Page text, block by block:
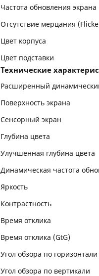
Частота обновления экрана
Отсутствие мерцания
Цвет корпуса
Цвет подставки
Технические
Расширенный
Поверхность экрана
Сенсорный экран
Глубина цвета
Улучшенная глубина цвета
Динамическая частота
Яркость
Контрастность
Время отклика
Время отклика (GtG)
Угол обзора по горизонтали
Угол обзора по вертикали